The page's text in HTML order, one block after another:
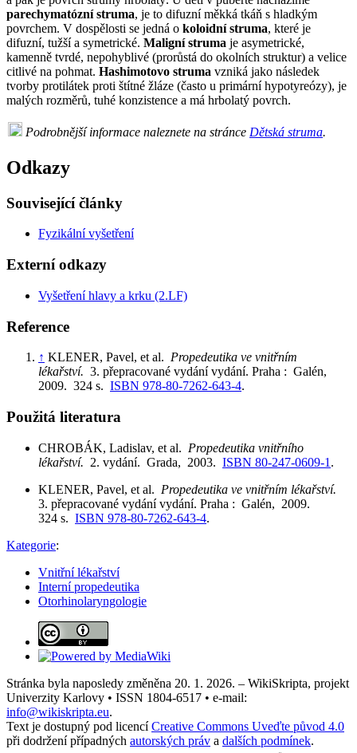
parechymatózní struma, je to difuzní měkká tkáň s hladkým
povrchem. V dospělosti se jedná o koloidní struma, které je
difuzní, tužší a symetrické. Maligní struma je asymetrické,
kamenně tvrdé, nepohyblivé (prorůstá do okolních struktur) a velice
citlivé na pohmat. Hashimotovo struma vzniká jako následek
tvorby protilátek proti štítné žláze (často u primární hypotyreózy), je
malých rozměrů, tuhé konzistence a má hrbolatý povrch.
Podrobnější informace naleznete na stránce Dětská struma.
Odkazy
Související články
Fyzikální vyšetření
Externí odkazy
Vyšetření hlavy a krku (2.LF)
Reference
↑ KLENER, Pavel, et al. Propedeutika ve vnitřním
lékařství. 3. přepracované vydání vydání. Praha : Galén,
2009. 324 s. ISBN 978-80-7262-643-4.
Použitá literatura
CHROBÁK, Ladislav, et al. Propedeutika vnitřního
lékařství. 2. vydání. Grada, 2003. ISBN 80-247-0609-1 .
KLENER, Pavel, et al. Propedeutika ve vnitřním lékařství.
3. přepracované vydání vydání. Praha : Galén, 2009.
324 s. ISBN 978-80-7262-643-4.
Kategorie:
Vnitřní lékařství
Interní propedeutika
Otorhinolaryngologie
Stránka byla naposledy změněna 20. 1. 2026. – WikiSkripta, projekt
Univerzity Karlovy • ISSN 1804-6517 • e-mail:
info@wikiskripta.eu.
Text je dostupný pod licencíCreative Commons Uveďte původ 4.0
při dodržení případných autorských práv a dalších podmínek.